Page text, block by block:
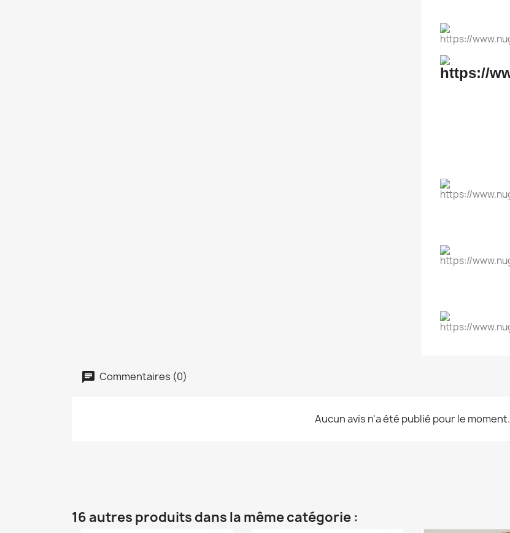
Commentaires (0)
Aucun avis n'a été publié pour le moment.
16 autres produits dans la même catégorie :